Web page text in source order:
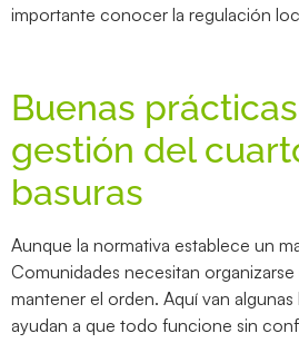
importante conocer la regulación
Buenas
gestión del
basuras
Aunque la normativa establece un
Comunidades necesitan
mantener el orden. Aquí van
ayudan a que todo funcione sin